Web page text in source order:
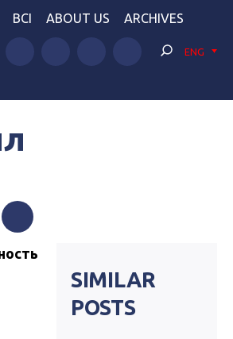
BCI ABOUT US ARCHIVES
ENG
Telegram
SIMILAR
POSTS